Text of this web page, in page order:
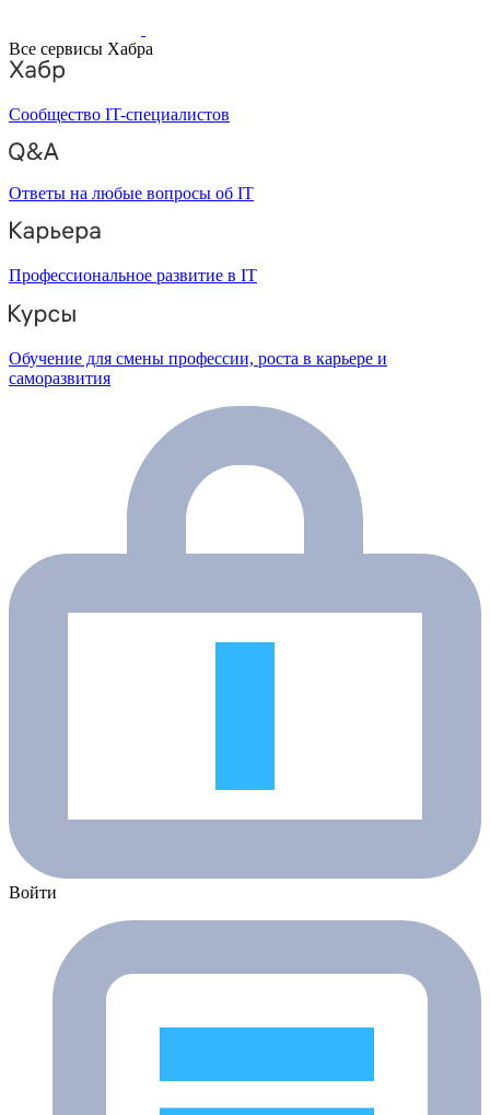
Все сервисы Хабра
Сообщество IT-специалистов
Ответы на любые вопросы об IT
Профессиональное развитие в IT
Обучение для смены профессии, роста в карьере и
саморазвития
Войти